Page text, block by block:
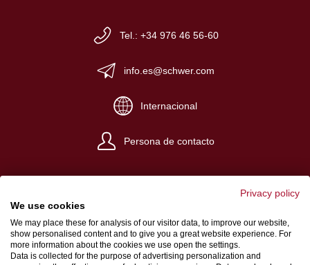
Tel.: +34 976 46 56-60
info.es@schwer.com
Internacional
Persona de contacto
Impreso
Terminos y condiciones
Privacy policy
We use cookies
We may place these for analysis of our visitor data, to improve our website,
show personalised content and to give you a great website experience. For
more information about the cookies we use open the settings.
Data is collected for the purpose of advertising personalization and